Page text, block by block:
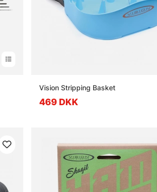
Vision Stripping Basket
469 DKK